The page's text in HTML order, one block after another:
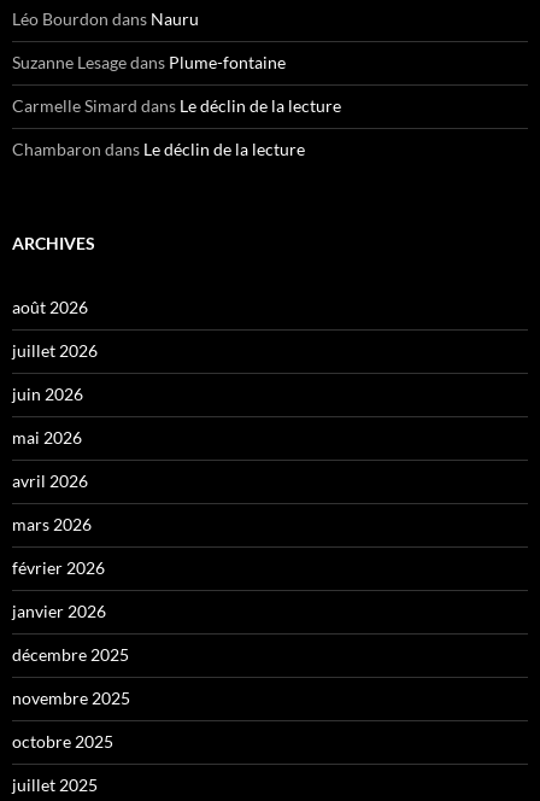
Léo Bourdon dans Nauru
Suzanne Lesagedans Plume-fontaine
Carmelle Simard dans Le déclin de la lecture
Chambaron dans Le déclin de la lecture
ARCHIVES
août 2026
juillet 2026
juin 2026
mai 2026
avril 2026
mars 2026
février 2026
janvier 2026
décembre 2025
novembre 2025
octobre 2025
juillet 2025